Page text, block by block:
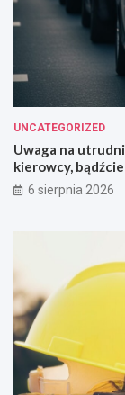
UNCATEGORIZED
Uwaga na
kierowcy,
6 sierpnia 2026